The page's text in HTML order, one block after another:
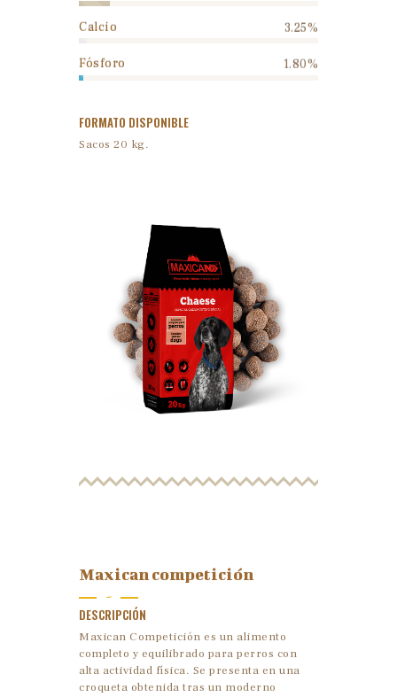
Calcio 3.25%
Fósforo 1.80%
FORMATO DISPONIBLE
Sacos 20 kg.
-
Maxican competición
DESCRIPCIÓN
Maxican Competición es un alimento
completo y equilibrado para perros con
alta actividad física. Se presenta en una
croqueta obtenida tras un moderno